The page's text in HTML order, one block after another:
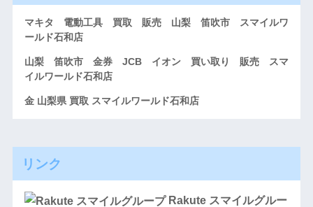
マキタ 電動工具 買取 販売 山梨 笛吹市 スマイルワ
ールド石和店
山梨 笛吹市 金券 JCB イオン 買い取り 販売 スマ
イルワールド石和店
金 山梨県 買取 スマイルワールド石和店
リンク
Rakute スマイルグルー